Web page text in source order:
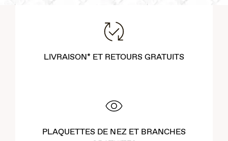
LIVRAISON* ET RETOURS GRATUITS
PLAQUETTES DE NEZ ET BRANCHES